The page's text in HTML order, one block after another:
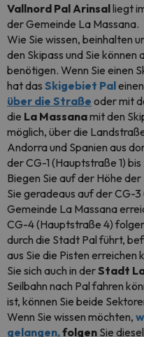
Vallnord Pal Arinsalliegt
der Gemeinde La Massana.
Wie Sie wissen, beinhalten
den Skipass und Sie können
benötigen. Wenn Sie einen
hat das Skigebiet Pal
über die Straße oder mit
die La Massanamit den
möglich, über die
Andorra und Spanien aus
der CG-1 (Hauptstraße 1)
Biegen Sie auf der Höhe
Sie geradeaus auf der CG-
Gemeinde La Massana
CG-4 (Hauptstraße 4)
durch die Stadt Pal führt,
aus Sie die Pisten erreichen
Sie sich auch in derStadt
Seilbahn nach Pal fahren
ist, können Sie beide
Wenn Sie wissen möchten,
gelangen,folgen Sie